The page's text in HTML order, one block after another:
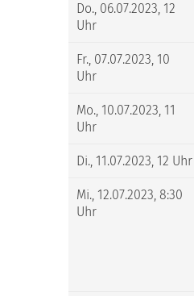
Do., 06.07.2023, 12
Uhr
Fr., 07.07.2023, 10
Uhr
Mo., 10.07.2023, 11
Uhr
Di., 11.07.2023, 12 Uhr
Mi., 12.07.2023, 8:30
Uhr